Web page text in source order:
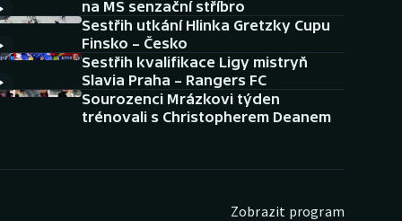
Aplikace ČT sport
AZ kvíz
na MS senzační stříbro
Sestřih utkání Hlinka Gretzky Cupu
Finsko – Česko
Sestřih kvalifikace Ligy mistryň
Slavia Praha – Rangers FC
Sourozenci Mrázkovi týden
trénovali s Christopherem Deanem
Zobrazit program